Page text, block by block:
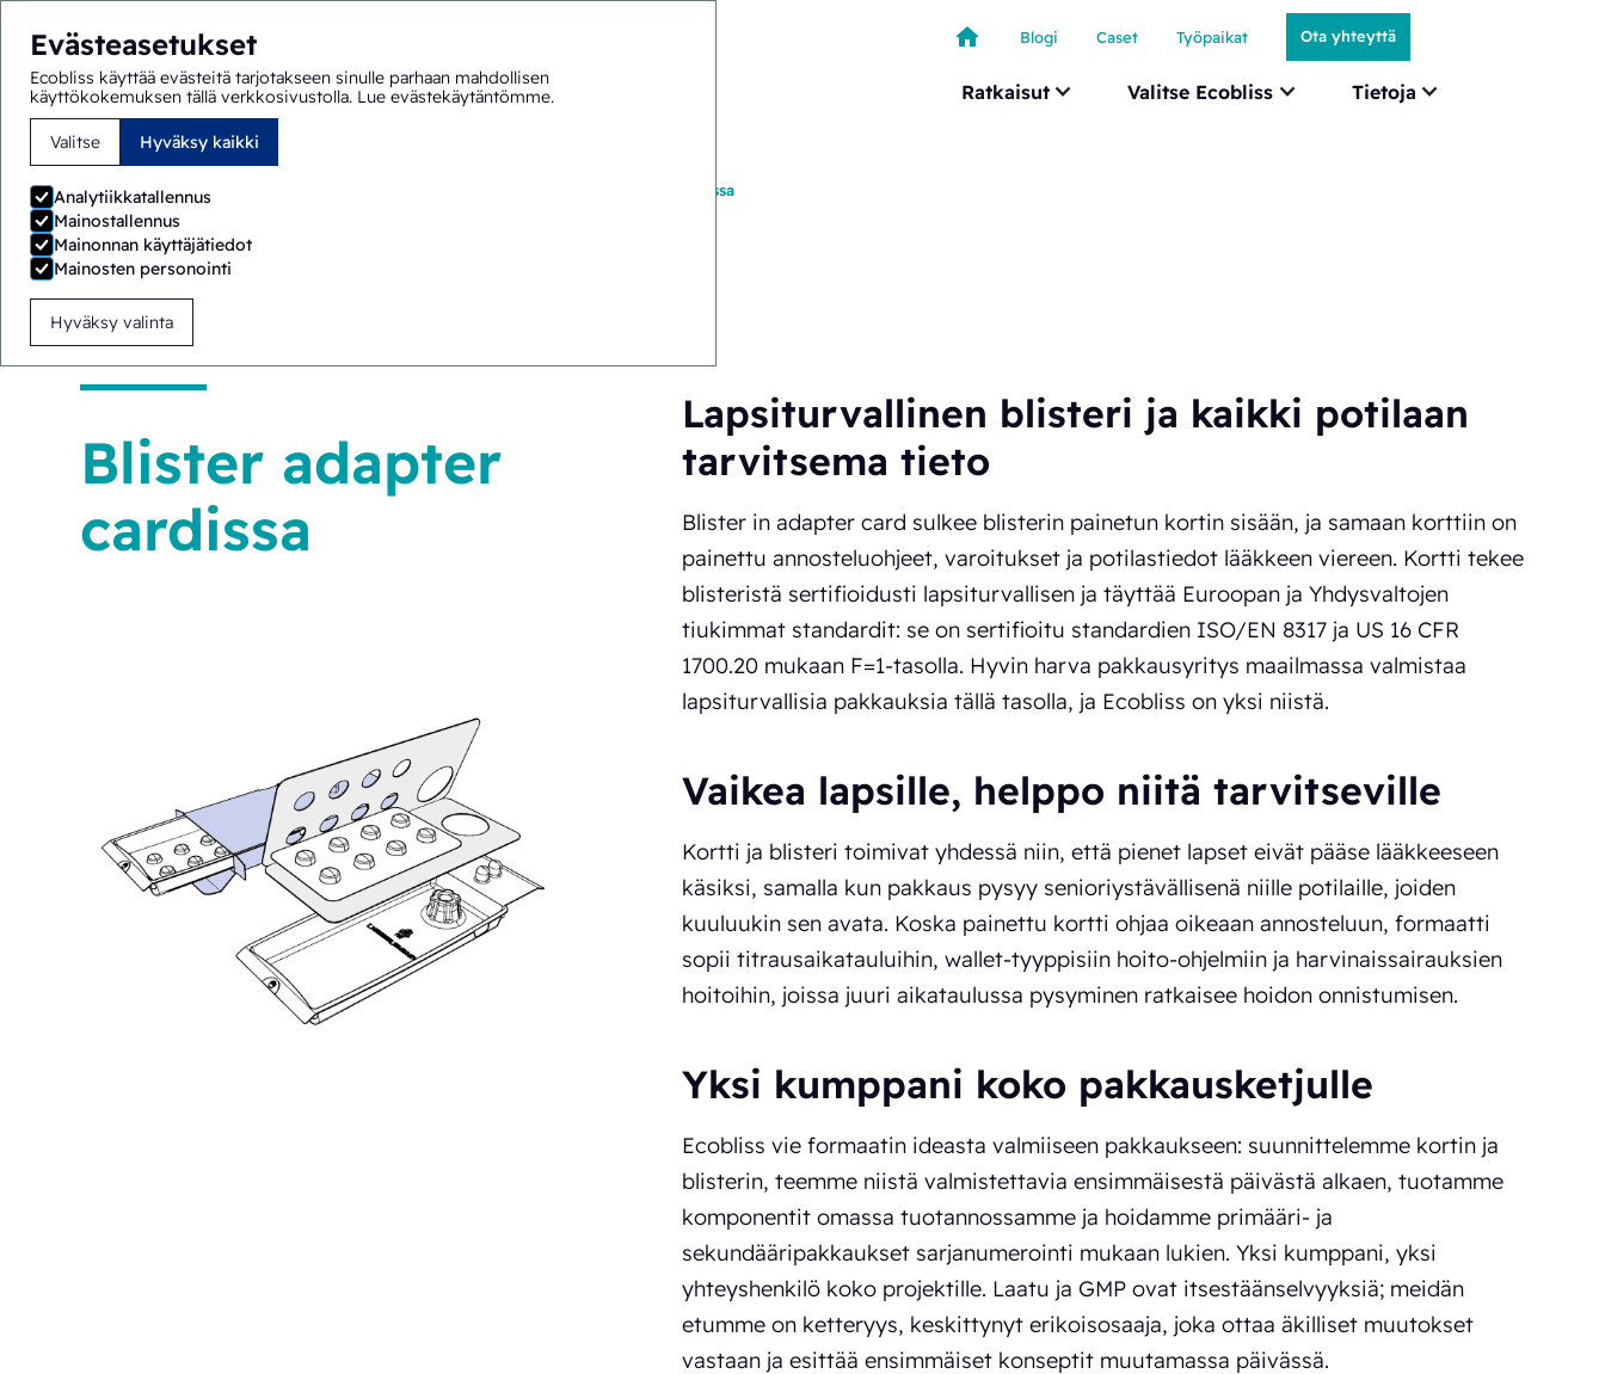
Evästeasetukset
Ecobliss käyttää evästeitä tarjotakseen sinulle parhaan mahdollisen
käyttökokemuksen tällä verkkosivustolla. Lue evästekäytäntömme.
Valitse Hyväksy kaikki
Analytiikkatallennus
Mainostallennus
Mainonnan käyttäjätiedot
Mainosten personointi
Hyväksy valinta
Ratkaisut Valitse Ecobliss Tietoja
Blogi Caset Työpaikat Ota yhteyttä
Olet täällä: Etusivu Blister adapter cardissa
Blister adapter
cardissa
Lapsiturvallinen blisteri ja kaikki potilaan
tarvitsema tieto
Blister in adapter card sulkee blisterin painetun kortin sisään, ja samaan korttiin on
painettu annosteluohjeet, varoitukset ja potilastiedot lääkkeen viereen. Kortti tekee
blisteristä sertifioidusti lapsiturvallisen ja täyttää Euroopan ja Yhdysvaltojen
tiukimmat standardit: se on sertifioitu standardien ISO/EN 8317 ja US 16 CFR
1700.20 mukaan F=1-tasolla. Hyvin harva pakkausyritys maailmassa valmistaa
lapsiturvallisia pakkauksia tällä tasolla, ja Ecobliss on yksi niistä.
Vaikea lapsille, helppo niitä tarvitseville
Kortti ja blisteri toimivat yhdessä niin, että pienet lapset eivät pääse lääkkeeseen
käsiksi, samalla kun pakkaus pysyy senioriystävällisenä niille potilaille, joiden
kuuluukin sen avata. Koska painettu kortti ohjaa oikeaan annosteluun, formaatti
sopii titrausaikatauluihin, wallet-tyyppisiin hoito-ohjelmiin ja harvinaissairauksien
hoitoihin, joissa juuri aikataulussa pysyminen ratkaisee hoidon onnistumisen.
Yksi kumppani koko pakkausketjulle
Ecobliss vie formaatin ideasta valmiiseen pakkaukseen: suunnittelemme kortin ja
blisterin, teemme niistä valmistettavia ensimmäisestä päivästä alkaen, tuotamme
komponentit omassa tuotannossamme ja hoidamme primääri- ja
sekundääripakkaukset sarjanumerointi mukaan lukien. Yksi kumppani, yksi
yhteyshenkilö koko projektille. Laatu ja GMP ovat itsestäänselvyyksiä; meidän
etumme on ketteryys, keskittynyt erikoisosaaja, joka ottaa äkilliset muutokset
vastaan ja esittää ensimmäiset konseptit muutamassa päivässä.